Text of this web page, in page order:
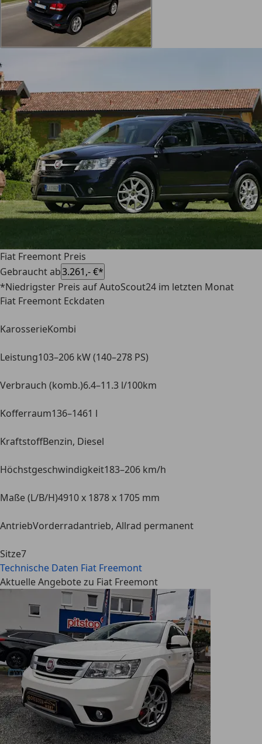
Fiat Freemont Preis
Gebraucht ab3.261,- €*
*Niedrigster Preis auf AutoScout24 im letzten Monat
Fiat Freemont Eckdaten
KarosserieKombi
Leistung103–206 kW (140–278 PS)
Verbrauch (komb.)6.4–11.3 l/100km
Kofferraum136–1461 l
KraftstoffBenzin, Diesel
Höchstgeschwindigkeit183–206 km/h
Maße (L/B/H)4910 x 1878 x 1705 mm
AntriebVorderradantrieb, Allrad permanent
Sitze7
Technische Daten Fiat Freemont
Aktuelle Angebote zu Fiat Freemont